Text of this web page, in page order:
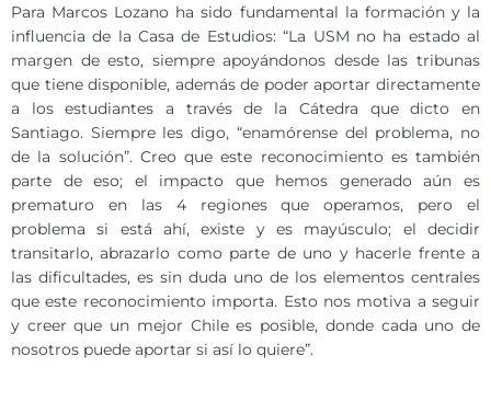
Para Marcos Lozano ha sido fundamental la formación y la
influencia de la Casa de Estudios: “La USM no ha estado al
margen de esto, siempre apoyándonos desde las tribunas
que tiene disponible, además de poder aportar directamente
a los estudiantes a través de la Cátedra que dicto en
Santiago. Siempre les digo, “enamórense del problema, no
de la solución”. Creo que este reconocimiento es también
parte de eso; el impacto que hemos generado aún es
prematuro en las 4 regiones que operamos, pero el
problema si está ahí, existe y es mayúsculo; el decidir
transitarlo, abrazarlo como parte de uno y hacerle frente a
las dificultades, es sin duda uno de los elementos centrales
que este reconocimiento importa. Esto nos motiva a seguir
y creer que un mejor Chile es posible, donde cada uno de
nosotros puede aportar si así lo quiere”.